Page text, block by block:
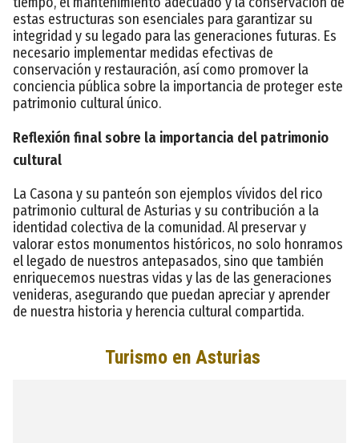
estas estructuras son esenciales para garantizar su
integridad y su legado para las generaciones futuras. Es
necesario implementar medidas efectivas de
conservación y restauración, así como promover la
conciencia pública sobre la importancia de proteger este
patrimonio cultural único.
Reflexión final sobre la importancia del patrimonio
cultural
La Casona y su panteón son ejemplos vívidos del rico
patrimonio cultural de Asturias y su contribución a la
identidad colectiva de la comunidad. Al preservar y
valorar estos monumentos históricos, no solo honramos
el legado de nuestros antepasados, sino que también
enriquecemos nuestras vidas y las de las generaciones
venideras, asegurando que puedan apreciar y aprender
de nuestra historia y herencia cultural compartida.